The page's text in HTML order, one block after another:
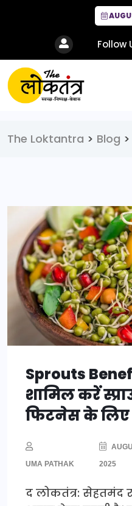
Follow
The Loktantra > Blog >
Sprouts
शामिल करें
फिटनेस के
UMA PATHAK
2025
द लोकतंत्र: सेहतमंद